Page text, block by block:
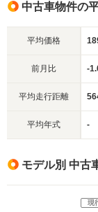
中古車物件の
平均価格
前月比 -
平均走行距離
平均年式 -
モデル別 中古
現